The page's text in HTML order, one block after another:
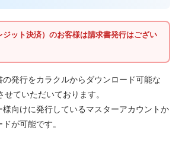
ット決済）のお客様は請求書発行はござい
発行をカラクルからダウンロード可能な
ていただいております。
様向けに発行しているマスターアカウントか
が可能です。